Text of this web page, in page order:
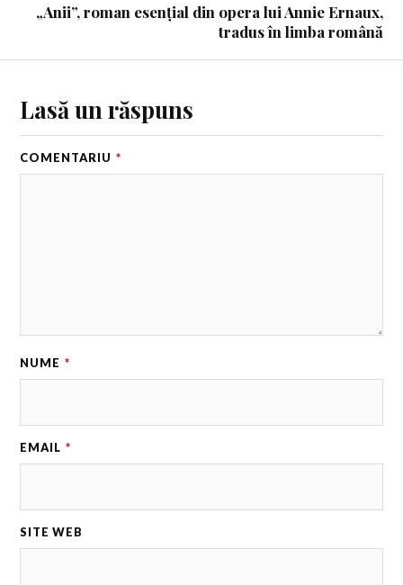
„Anii”, roman esențial din opera lui Annie Ernaux,
tradus în limba română
Lasă un răspuns
COMENTARIU *
NUME *
EMAIL *
SITE WEB